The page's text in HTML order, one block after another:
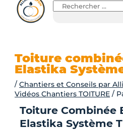
o
o
k
-
f
b d
n
Rechercher
Toiture
Elastika
/Chantiers et Conseils par
Vidéos Chantiers TOITURE /
Toiture Combinée
Elastika Système